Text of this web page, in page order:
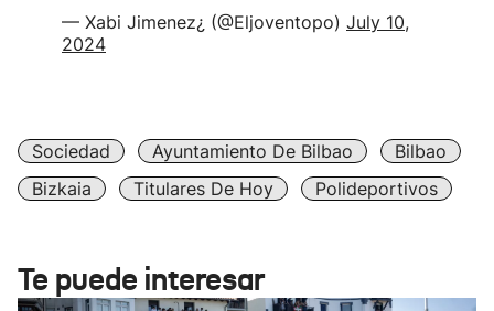
— Xabi Jimenez¿ (@Eljoventopo) July 10,
2024
Sociedad Ayuntamiento De Bilbao
Bilbao
Bizkaia
Titulares De Hoy Polideportivos
Te puede interesar